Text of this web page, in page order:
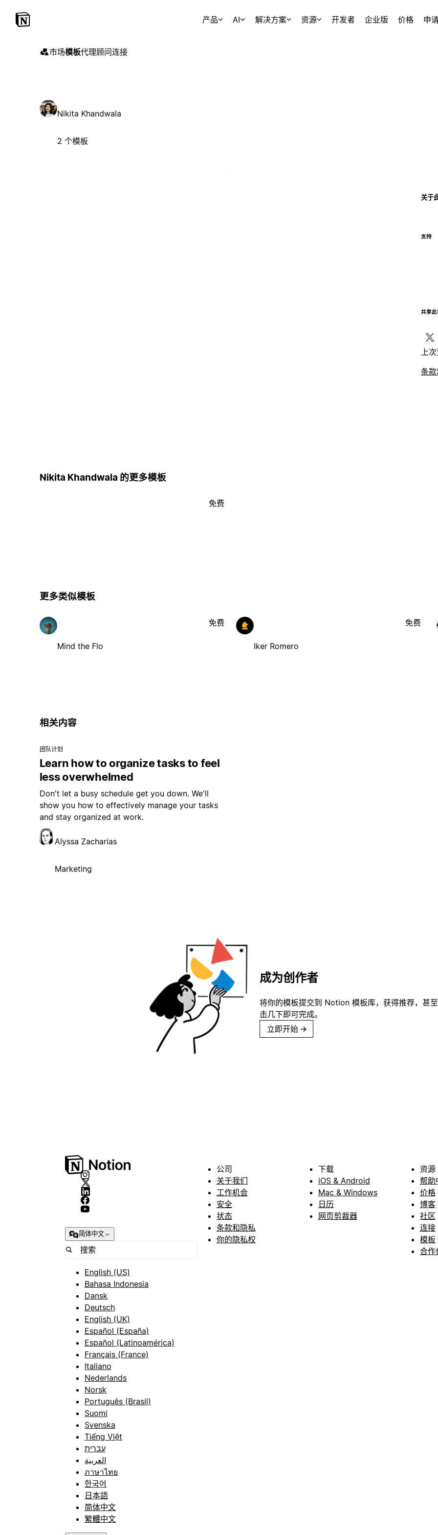
产品 AI 解决方案 资源 开发者 企业版 价格 申
市场模板代理顾问连接
Nikita Khandwala
2 个模板
关于
支持
共享
上
条
Nikita Khandwala 的更多模板
免费
更多类似模板
Mind the Flo
免费
Iker Romero
免费
相关内容
团队计划
Learn how to organize tasks to feel
less overwhelmed
Don't let a busy schedule get you down. We'll
show you how to effectively manage your tasks
and stay organized at work.
Alyssa Zacharias
Marketing
成为创作者
将你的模板提交到 Notion 模板库，获得推荐，甚
击几下即可完成。
立即开始 →
简体中文
English (US)
Bahasa Indonesia
Dansk
Deutsch
English (UK)
Español (España)
Español (Latinoamérica)
Français (France)
Italiano
Nederlands
Norsk
Português (Brasil)
Suomi
Svenska
Tiếng Việt
עברית
العربية
ภาษาไทย
한국어
日本語
简体中文
繁體中文
公司
关于我们
工作机会
安全
状态
条款和隐私
你的隐私权
下载
iOS & Android
Mac & Windows
日历
网页剪裁器
资源
帮助
价格
博客
社区
连接
模板
合作